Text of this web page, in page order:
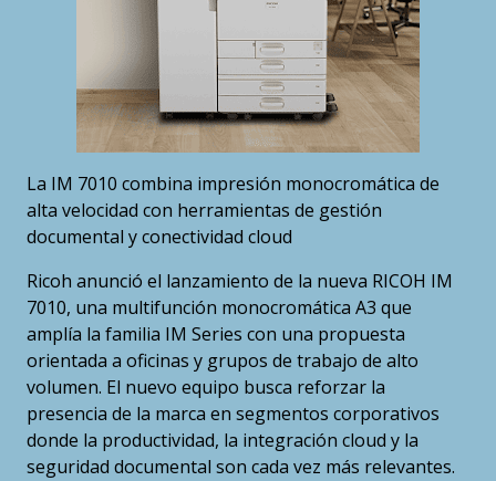
La IM 7010 combina impresión monocromática de
alta velocidad con herramientas de gestión
documental y conectividad cloud
Ricoh anunció el lanzamiento de la nueva RICOH IM
7010, una multifunción monocromática A3 que
amplía la familia IM Series con una propuesta
orientada a oficinas y grupos de trabajo de alto
volumen. El nuevo equipo busca reforzar la
presencia de la marca en segmentos corporativos
donde la productividad, la integración cloud y la
seguridad documental son cada vez más relevantes.